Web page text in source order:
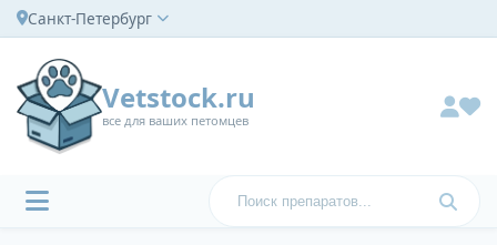
Санкт-Петербург
Vetstock.ru
все для ваших петомцев